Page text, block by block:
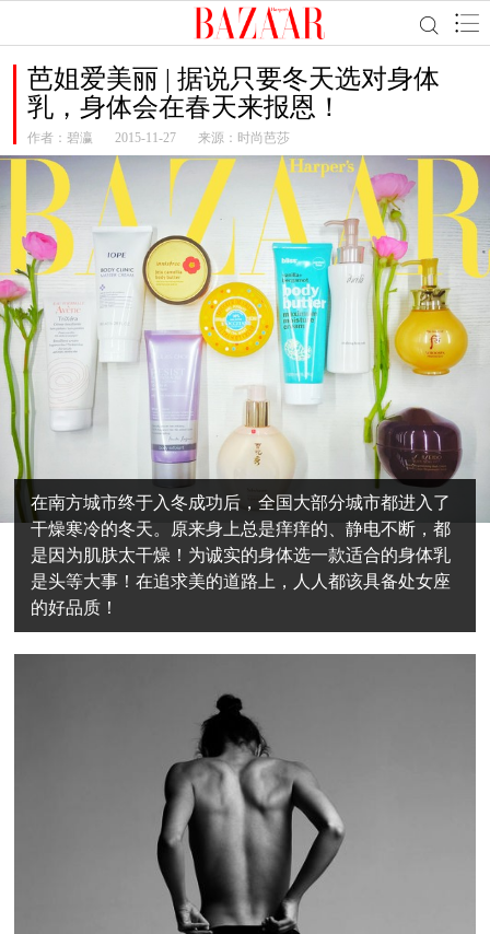
芭姐爱美丽 | 据说只要冬天选对身体
乳，身体会在春天来报恩！
作者： 碧瀛 2015-11-27 来源：时尚芭莎
在南方城市终于入冬成功后，全国大部分城市都进入了
干燥寒冷的冬天。原来身上总是痒痒的、静电不断，都
是因为肌肤太干燥！为诚实的身体选一款适合的身体乳
是头等大事！在追求美的道路上，人人都该具备处女座
的好品质！